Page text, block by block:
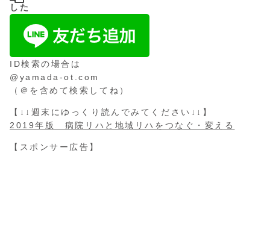
した
ID検索の場合は
@yamada-ot.com
（＠を含めて検索してね）
【↓↓週末にゆっくり読んでみてください↓↓】
2019年版 病院リハと地域リハをつなぐ・変える
【スポンサー広告】